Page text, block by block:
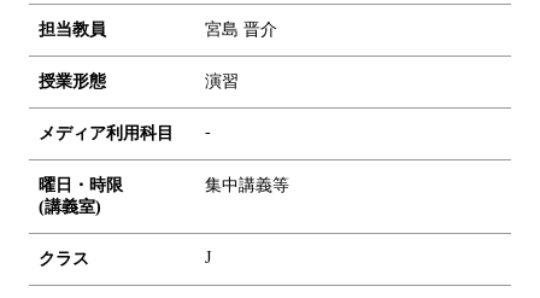
担当教員 宮島 晋介
授業形態 演習
メディア利用科目 -
曜日・時限
(講義室)
集中講義等
クラス J